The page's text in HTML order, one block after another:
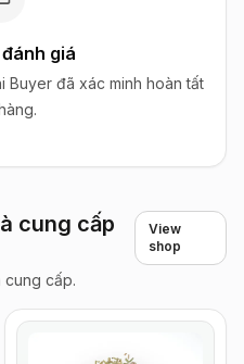
giá
Buyer đã xác minh hoàn tất
cung cấp
View
shop
cung cấp.